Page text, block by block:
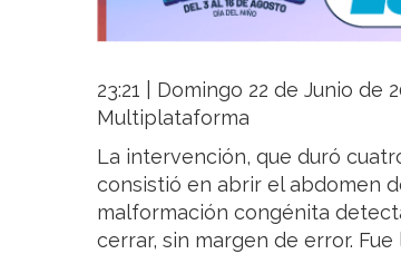
23:21 | Domingo 22 de Junio de
Multiplataforma
La intervención, que duró
consistió en abrir el abdomen
malformación congénita
cerrar, sin margen de error.